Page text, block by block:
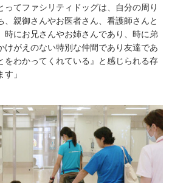
ってファシリティドッグは、自分の周り
、親御さんやお医者さん、看護師さんと
時にお兄さんやお姉さんであり、時に弟
けがえのない特別な仲間であり友達であ
をわかってくれている』と感じられる存
」